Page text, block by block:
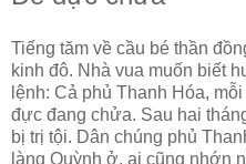
Tiếng tăm về cầu bé thần
kinh đô. Nhà vua muốn biết
lệnh: Cả phủ Thanh Hóa,
đực đang chửa. Sau hai
bị trị tội. Dân chúng phủ
làng Quỳnh ở, ai cũng nhớn